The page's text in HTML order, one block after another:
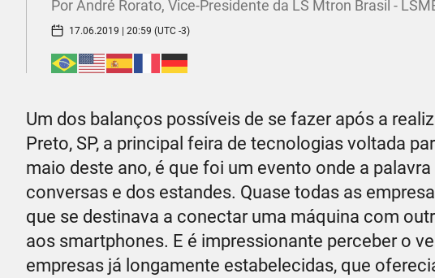
Por André Rorato, Vice-Presidente da LS Mtron Brasil -
17.06.2019 | 20:59 (UTC -3)
Um dos balanços possíveis de se fazer após a
Preto, SP, a principal feira de tecnologias voltada
maio deste ano, é que foi um evento onde a
conversas e dos estandes. Quase todas as
que se destinava a conectar uma máquina com
aos smartphones. E é impressionante perceber o
empresas já longamente estabelecidas, que